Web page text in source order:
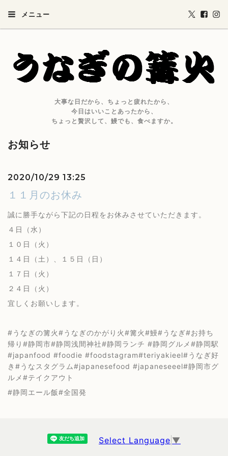
メニュー
大事な日だから、ちょっと疲れたから、
今日はいいことあったから、
ちょっと贅沢して、鰻でも、食べますか。
お知らせ
2020/10/29 13:25
１１月のお休み
誠に勝手ながら下記の日程をお休みさせていただきます。
４日（水）
１０日（火）
１４日（土）、１５日（日）
１７日（火）
２４日（火）
宜しくお願いします。
#うなぎの篝火#うなぎのかがり火#篝火#鰻#うなぎ#お持ち
帰り#静岡市#静岡浅間神社#静岡ランチ #静岡グルメ#静岡駅
#japanfood #foodie #foodstagram#teriyakieel#うなぎ好
き#うなスタグラム#japanesefood #japaneseeel#静岡市グ
ルメ#テイクアウト
#静岡エール飯#全国発
Select Language ▼